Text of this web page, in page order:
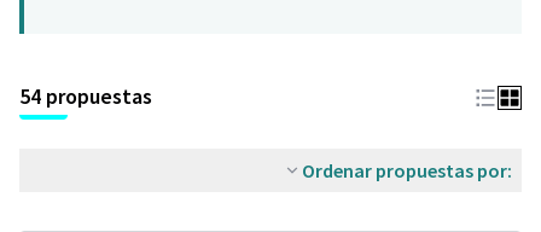
54 propuestas
Ordenar propuestas por: